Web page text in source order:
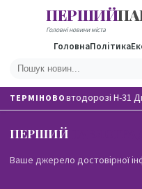
ПЕРШИЙ
Головні новини міста
ГоловнаПолітика
ТЕРМІНОВОНа автодорозі Н-31
ПЕРШИЙ
Ваше джерело достовірної